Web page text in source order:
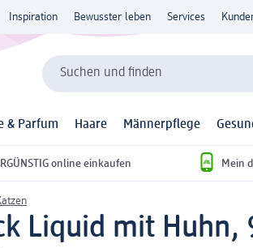
Inspiration Bewusster leben Services
Suchen und finden
& Parfum Haare Männerpflege
online einkaufen Mein
Liquid mit Huhn,